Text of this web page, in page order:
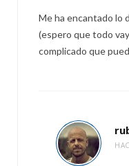
Me ha encantado lo
(espero que todo
complicado que